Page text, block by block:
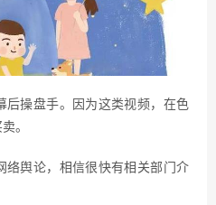
后操盘手。因为这类视频，在色
。
络舆论，相信很快有相关部门介